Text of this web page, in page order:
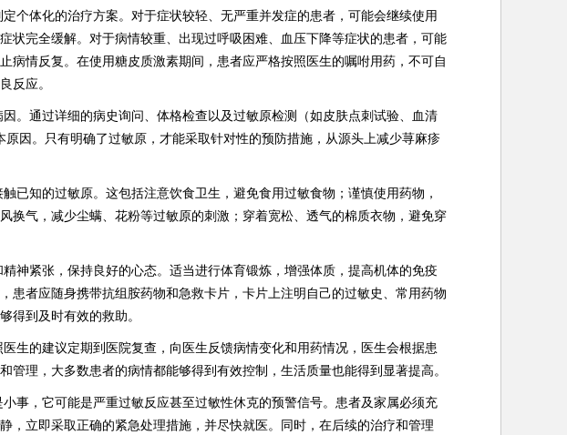
个体化的治疗方案。对于症状较轻、无严重并发症的患者，可能会继续使用
状完全缓解。对于病情较重、出现过呼吸困难、血压下降等症状的患者，可能
病情反复。在使用糖皮质激素期间，患者应严格按照医生的嘱咐用药，不可自
反应。
。通过详细的病史询问、体格检查以及过敏原检测（如皮肤点刺试验、血清
因。只有明确了过敏原，才能采取针对性的预防措施，从源头上减少荨麻疹
已知的过敏原。这包括注意饮食卫生，避免食用过敏食物；谨慎使用药物，
换气，减少尘螨、花粉等过敏原的刺激；穿着宽松、透气的棉质衣物，避免穿
神紧张，保持良好的心态。适当进行体育锻炼，增强体质，提高机体的免疫
患者应随身携带抗组胺药物和急救卡片，卡片上注明自己的过敏史、常用药物
得到及时有效的救助。
生的建议定期到医院复查，向医生反馈病情变化和用药情况，医生会根据患
管理，大多数患者的病情都能够得到有效控制，生活质量也能得到显著提高。
事，它可能是严重过敏反应甚至过敏性休克的预警信号。患者及家属必须充
，立即采取正确的紧急处理措施，并尽快就医。同时，在后续的治疗和管理